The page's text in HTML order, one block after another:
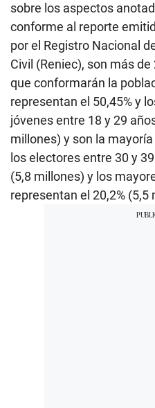
sobre los aspectos
conforme al reporte
por el Registro Nacional
Civil (Reniec), son más
que conformarán la
representan el 50,45% y
jóvenes entre 18 y 29
millones) y son la
los electores entre 30 y
(5,8 millones) y los
representan el 20,2% (5,5